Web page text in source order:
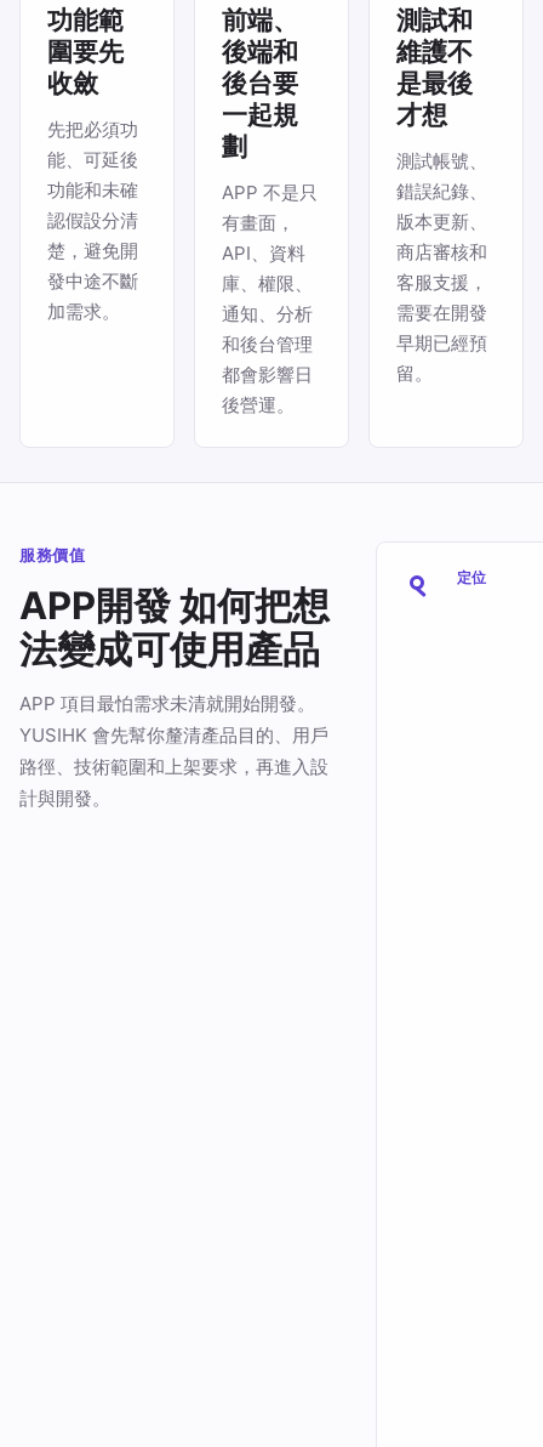
功能範
圍要先
收斂
先把必須功
能、可延後
功能和未確
認假設分清
楚，避免開
發中途不斷
加需求。
前端、
後端和
後台要
一起規
劃
APP 不是只
有畫面，
API、資料
庫、權限、
通知、分析
和後台管理
都會影響日
後營運。
測試和
維護不
是最後
才想
測試帳號、
錯誤紀錄、
版本更新、
商店審核和
客服支援，
需要在開發
早期已經預
留。
服務價值
APP開發 如何把想
法變成可使用產品
APP 項目最怕需求未清就開始開發。
YUSIHK 會先幫你釐清產品目的、用戶
路徑、技術範圍和上架要求，再進入設
計與開發。
定位